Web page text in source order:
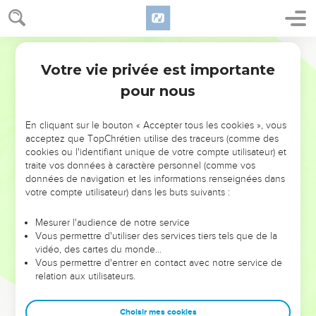
NE MANQUEZ PAS L’ÉVÉNEMENT
DE L’ANNÉE !
ET SI LEURS ERREURS POUVAIENT VOUS ÉVITER LES
VOTRES ?
leur foi ou leur vision. Mais on voit moins les doutes, les erreurs
et les saisons difficiles qu'ils ont traversés, alors même que ce
sont elles qui les ont façonnés.
Dans cette conférence, leaders, entrepreneurs, et responsables
clés pour avancer avec plus de sagesse afin que leurs erreurs
Votre vie privée est importante
pour nous
En cliquant sur le bouton « Accepter tous les cookies », vous
acceptez que TopChrétien utilise des traceurs (comme des
cookies ou l'identifiant unique de votre compte utilisateur) et
traite vos données à caractère personnel (comme vos
données de navigation et les informations renseignées dans
votre compte utilisateur) dans les buts suivants :
Mesurer l'audience de notre service
Vous permettre d'utiliser des services tiers tels que de la
vidéo, des cartes du monde…
Vous permettre d'entrer en contact avec notre service de
relation aux utilisateurs.
Choisir mes cookies